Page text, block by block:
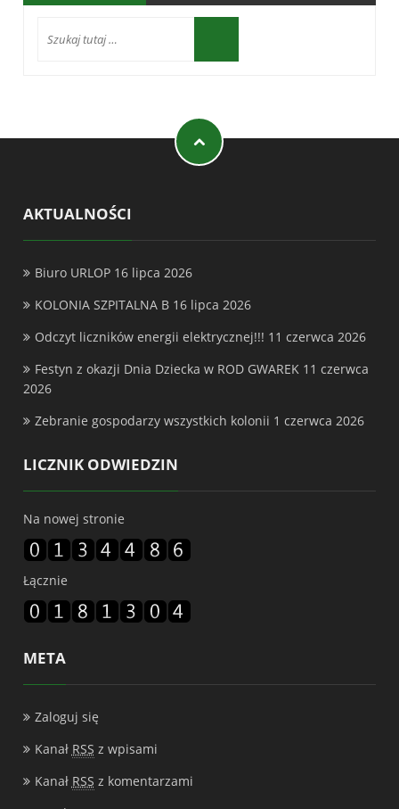
AKTUALNOŚCI
Biuro URLOP 16 lipca 2026
KOLONIA SZPITALNA B 16 lipca 2026
Odczyt liczników energii elektrycznej!!! 11 czerwca 2026
Festyn z okazji Dnia Dziecka w ROD GWAREK 11 czerwca
2026
Zebranie gospodarzy wszystkich kolonii 1 czerwca 2026
LICZNIK ODWIEDZIN
Na nowej stronie
Łącznie
META
Zaloguj się
Kanał RSS z wpisami
Kanał RSS z komentarzami